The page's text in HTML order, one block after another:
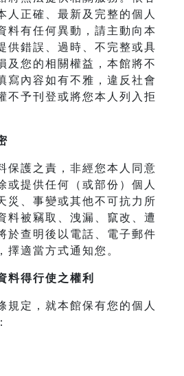
人正確、最新及完整的個人
料有任何異動，請主動向本
供錯誤、過時、不完整或具
及您的相關權益，本館將不
寫內容如有不雅，違反社會
不予刊登或將您本人列入拒
保護之責，非經您本人同意
或提供任何（或部份）個人
災、事變或其他不可抗力所
料被竊取、洩漏、竄改、遭
於查明後以電話、電子郵件
擇適當方式通知您。
料得行使之權利
規定，就本館保有您的個人